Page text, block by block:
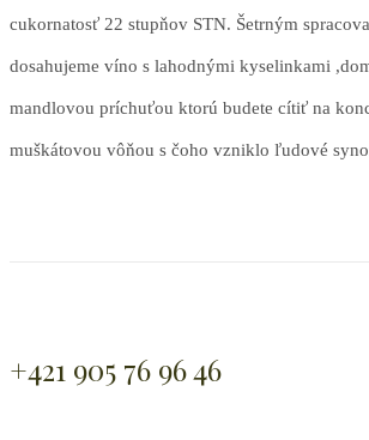
cukornatosť 22 stupňov STN. Šetrným
dosahujeme víno s lahodnými kyselinkami
mandlovou príchuťou ktorú budete cítiť na
muškátovou vôňou s čoho vzniklo ľudové
+421 905 76 96 46